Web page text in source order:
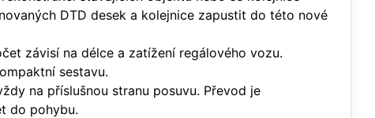
DTD desek a kolejnice zapustit do této nové
závisí na délce a zatížení regálového vozu.
sestavu.
na příslušnou stranu posuvu. Převod je
do pohybu.